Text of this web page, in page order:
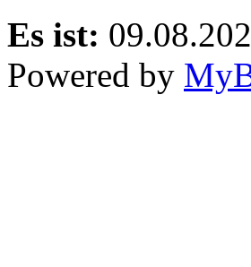
Es ist:
Powered by